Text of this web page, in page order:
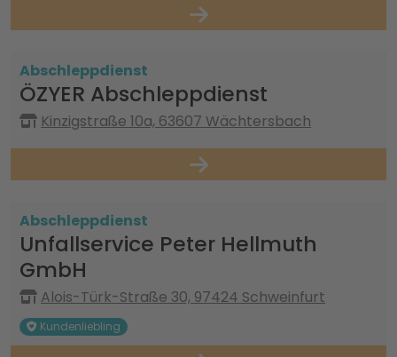
Abschleppdienst
ÖZYER Abschleppdienst
Kinzigstraße 10a, 63607 Wächtersbach
Abschleppdienst
Unfallservice Peter Hellmuth
GmbH
Alois-Türk-Straße 30, 97424 Schweinfurt
Kundenliebling